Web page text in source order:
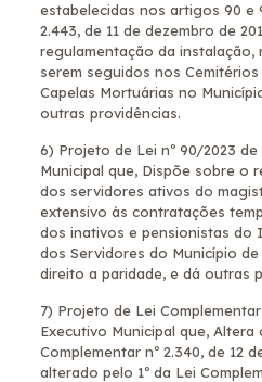
estabelecidas nos artigos 90 e
2.443, de 11 de dezembro de
regulamentação da instalação,
serem seguidos nos
Capelas Mortuárias no
outras providências.
6) Projeto de Lei nº 90/2023
Municipal que, Dispõe sobre o
dos servidores ativos do
extensivo às contratações
dos inativos e pensionistas do
dos Servidores do Município
direito a paridade, e dá outras
7) Projeto de Lei
Executivo Municipal que, Altera
Complementar nº 2.340, de 12
alterado pelo 1º da Lei